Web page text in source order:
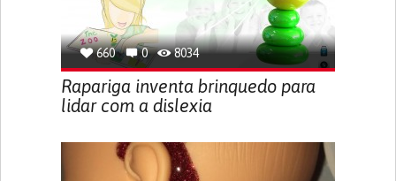
660 0 8034
Rapariga inventa brinquedo para
lidar com a dislexia